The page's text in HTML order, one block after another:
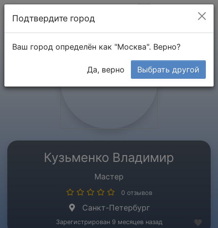
Кузьменко Владимир
Мастер
0 отзывов
Санкт-Петербург
Зарегистрирован 9 месяцев назад
Подтвердите город
Ваш город определён как "Москва". Верно?
Да, верно Выбрать другой